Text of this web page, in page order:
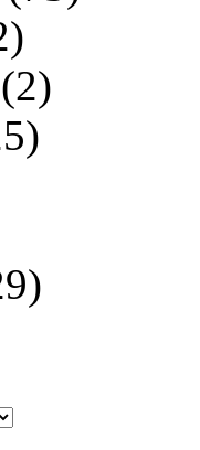
(2)